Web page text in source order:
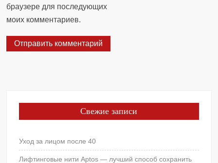
браузере для последующих
моих комментариев.
Свежие записи
Уход за лицом после 40
Лифтинговые нити Aptos — лучший способ сохранить